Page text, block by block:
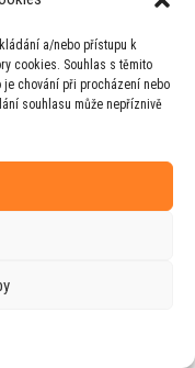
a/nebo přístupu k
cookies. Souhlas s těmito
chování při procházení nebo
souhlasu může nepříznivě
spolupráci s